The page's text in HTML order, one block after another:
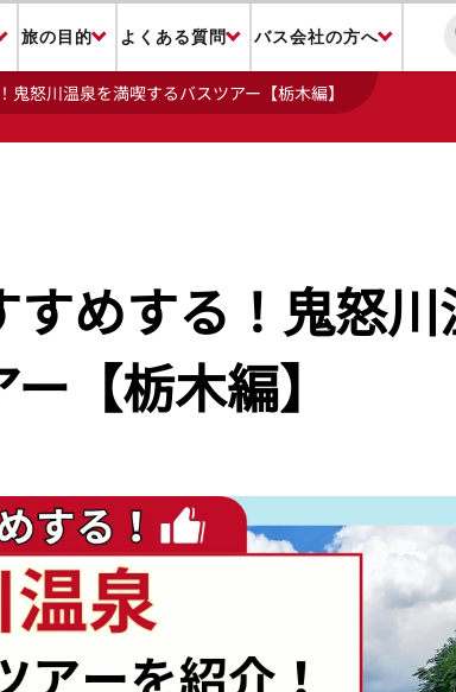
旅の目的 よくある質問 バス会社の方へ
鬼怒川温泉を満喫するバスツアー【栃木編】
めする！鬼怒川
【栃木編】